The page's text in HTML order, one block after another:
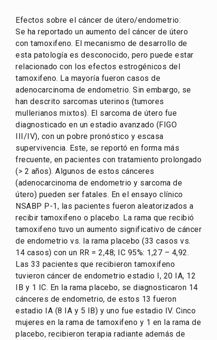
Efectos sobre el cáncer de útero/endometrio:
Se ha reportado un aumento del cáncer de útero
con tamoxifeno. El mecanismo de desarrollo de
esta patología es desconocido, pero puede estar
relacionado con los efectos estrogénicos del
tamoxifeno. La mayoría fueron casos de
adenocarcinoma de endometrio. Sin embargo, se
han descrito sarcomas uterinos (tumores
mullerianos mixtos). El sarcoma de útero fue
diagnosticado en un estadio avanzado (FIGO
III/IV), con un pobre pronóstico y escasa
supervivencia. Este, se reportó en forma más
frecuente, en pacientes con tratamiento prolongado
(> 2 años). Algunos de estos cánceres
(adenocarcinoma de endometrio y sarcoma de
útero) pueden ser fatales. En el ensayo clínico
NSABP P-1, las pacientes fueron aleatorizados a
recibir tamoxifeno o placebo. La rama que recibió
tamoxifeno tuvo un aumento significativo de cáncer
de endometrio vs. la rama placebo (33 casos vs.
14 casos) con un RR = 2,48; IC 95%: 1,27 – 4,92.
Las 33 pacientes que recibieron tamoxifeno
tuvieron cáncer de endometrio estadio I, 20 IA, 12
IB y 1 IC. En la rama placebo, se diagnosticaron 14
cánceres de endometrio, de estos 13 fueron
estadio IA (8 IA y 5 IB) y uno fue estadio IV. Cinco
mujeres en la rama de tamoxifeno y 1 en la rama de
placebo, recibieron terapia radiante además de